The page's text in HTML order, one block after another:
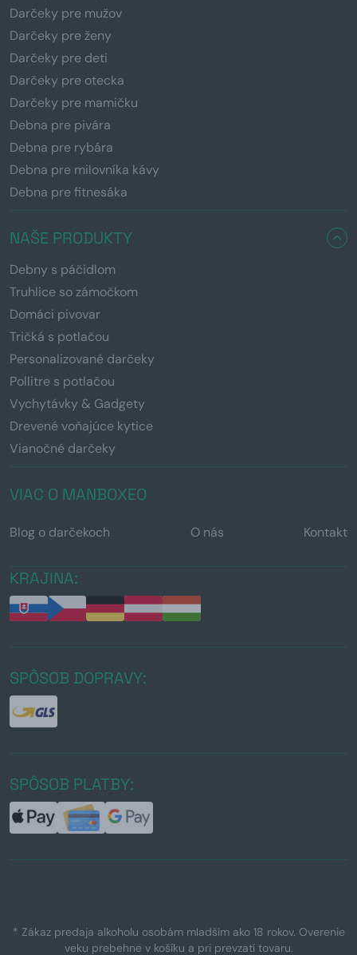
Darčeky pre mužov
Darčeky pre ženy
Darčeky pre deti
Darčeky pre otecka
Darčeky pre mamičku
Debna pre pivára
Debna pre rybára
Debna pre milovníka kávy
Debna pre fitnesáka
NAŠE PRODUKTY
Debny s páčidlom
Truhlice so zámočkom
Domáci pivovar
Tričká s potlačou
Personalizované darčeky
Pollitre s potlačou
Vychytávky & Gadgety
Drevené voňajúce kytice
Vianočné darčeky
VIAC O MANBOXEO
Blog o darčekoch O nás Kontakt
KRAJINA:
SPÔSOB DOPRAVY:
SPÔSOB PLATBY:
* Zákaz predaja alkoholu osobám mladším ako 18 rokov. Overenie
veku prebehne v košíku a pri prevzatí tovaru.